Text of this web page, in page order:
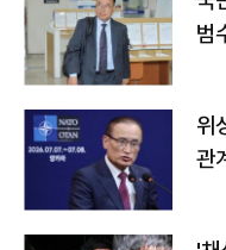
범
위
관